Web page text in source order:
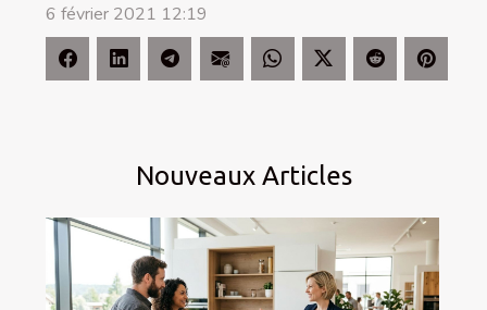
6 février 2021 12:19
Nouveaux Articles